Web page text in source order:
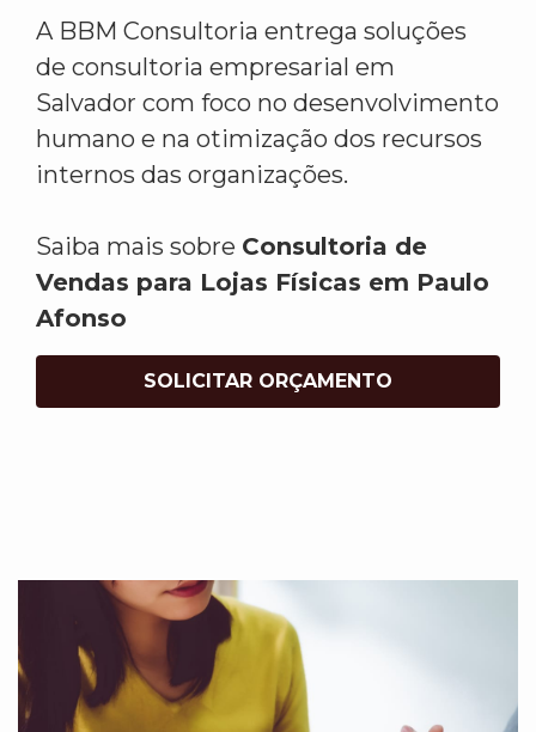
A BBM Consultoria entrega soluções
de consultoria empresarial em
Salvador com foco no desenvolvimento
humano e na otimização dos recursos
internos das organizações.
Saiba mais sobre Consultoria de
Vendas para Lojas Físicas em Paulo
Afonso
SOLICITAR ORÇAMENTO